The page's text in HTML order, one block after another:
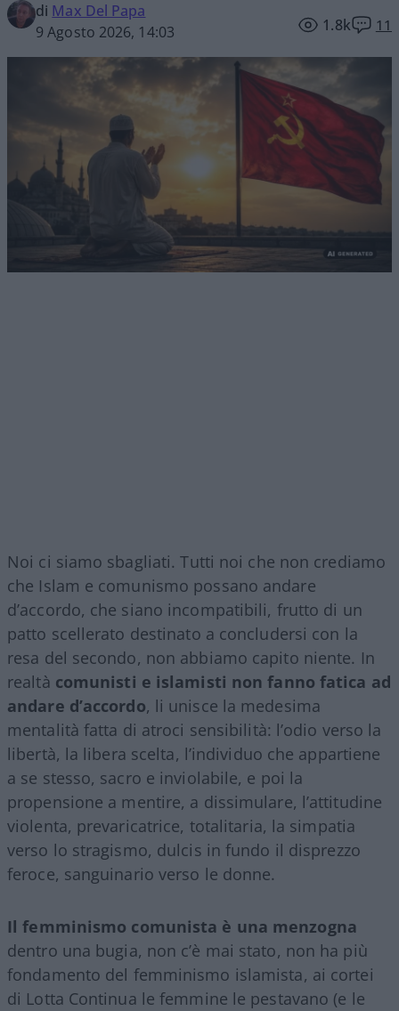
di Max Del Papa
9 Agosto 2026, 14:03
1.8k 11
Noi ci siamo sbagliati. Tutti noi che non crediamo
che Islam e comunismo possano andare
d’accordo, che siano incompatibili, frutto di un
patto scellerato destinato a concludersi con la
resa del secondo, non abbiamo capito niente. In
realtà comunisti e islamisti non fanno fatica ad
andare d’accordo, li unisce la medesima
mentalità fatta di atroci sensibilità: l’odio verso la
libertà, la libera scelta, l’individuo che appartiene
a se stesso, sacro e inviolabile, e poi la
propensione a mentire, a dissimulare, l’attitudine
violenta, prevaricatrice, totalitaria, la simpatia
verso lo stragismo, dulcis in fundo il disprezzo
feroce, sanguinario verso le donne.
Il femminismo comunista è una menzogna
dentro una bugia, non c’è mai stato, non ha più
fondamento del femminismo islamista, ai cortei
di Lotta Continua le femmine le pestavano (e le